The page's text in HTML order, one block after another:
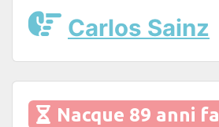
Carlos Sainz
Nacque 89 anni fa